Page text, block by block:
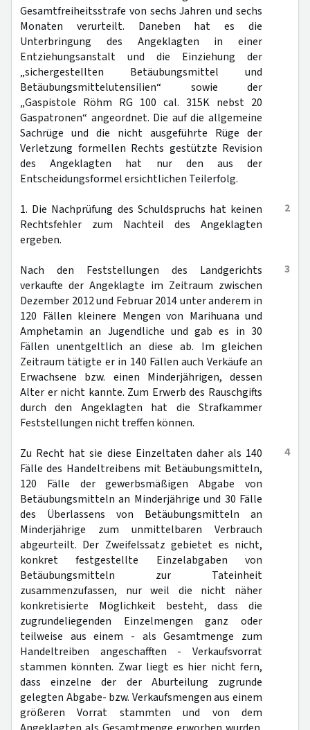
Gesamtfreiheitsstrafe von sechs Jahren und sechs
Monaten verurteilt. Daneben hat es die
Unterbringung des Angeklagten in einer
Entziehungsanstalt und die Einziehung der
„sichergestellten Betäubungsmittel und
Betäubungsmittelutensilien“ sowie der
„Gaspistole Röhm RG 100 cal. 315K nebst 20
Gaspatronen“ angeordnet. Die auf die allgemeine
Sachrüge und die nicht ausgeführte Rüge der
Verletzung formellen Rechts gestützte Revision
des Angeklagten hat nur den aus der
Entscheidungsformel ersichtlichen Teilerfolg.
2
1. Die Nachprüfung des Schuldspruchs hat keinen
Rechtsfehler zum Nachteil des Angeklagten
ergeben.
3
Nach den Feststellungen des Landgerichts
verkaufte der Angeklagte im Zeitraum zwischen
Dezember 2012 und Februar 2014 unter anderem in
120 Fällen kleinere Mengen von Marihuana und
Amphetamin an Jugendliche und gab es in 30
Fällen unentgeltlich an diese ab. Im gleichen
Zeitraum tätigte er in 140 Fällen auch Verkäufe an
Erwachsene bzw. einen Minderjährigen, dessen
Alter er nicht kannte. Zum Erwerb des Rauschgifts
durch den Angeklagten hat die Strafkammer
Feststellungen nicht treffen können.
4
Zu Recht hat sie diese Einzeltaten daher als 140
Fälle des Handeltreibens mit Betäubungsmitteln,
120 Fälle der gewerbsmäßigen Abgabe von
Betäubungsmitteln an Minderjährige und 30 Fälle
des Überlassens von Betäubungsmitteln an
Minderjährige zum unmittelbaren Verbrauch
abgeurteilt. Der Zweifelssatz gebietet es nicht,
konkret festgestellte Einzelabgaben von
Betäubungsmitteln zur Tateinheit
zusammenzufassen, nur weil die nicht näher
konkretisierte Möglichkeit besteht, dass die
zugrundeliegenden Einzelmengen ganz oder
teilweise aus einem - als Gesamtmenge zum
Handeltreiben angeschafften - Verkaufsvorrat
stammen könnten. Zwar liegt es hier nicht fern,
dass einzelne der der Aburteilung zugrunde
gelegten Abgabe- bzw. Verkaufsmengen aus einem
größeren Vorrat stammten und von dem